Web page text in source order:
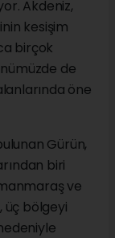
Akdeniz,
kesişim
birçok
de
öne
Gürün,
biri
ve
üç bölgeyi